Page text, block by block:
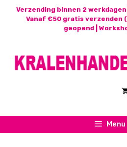
Verzending binnen 2 werkdagen
Vanaf €50 gratis verzenden
geopend |
Menu